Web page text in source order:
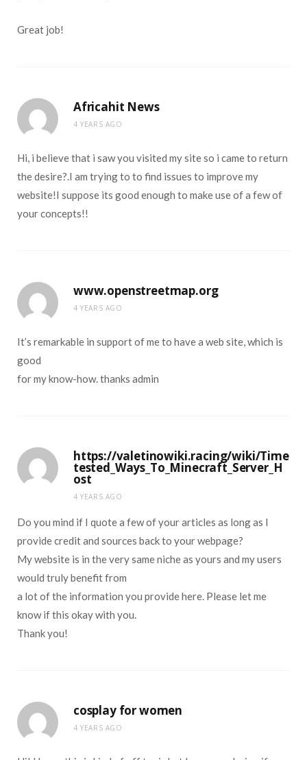
Great job!
Africahit News
4 YEARS AGO
Hi, i believe that i saw you visited my site so i came to return
the desire?.I am trying to to find issues to improve my
website!I suppose its good enough to make use of a few of
your concepts!!
www.openstreetmap.org
4 YEARS AGO
It’s remarkable in support of me to have a web site, which is
good
for my know-how. thanks admin
https://valetinowiki.racing/wiki/Time
tested_Ways_To_Minecraft_Server_H
ost
4 YEARS AGO
Do you mind if I quote a few of your articles as long as I
provide credit and sources back to your webpage?
My website is in the very same niche as yours and my users
would truly benefit from
a lot of the information you provide here. Please let me
know if this okay with you.
Thank you!
cosplay for women
4 YEARS AGO